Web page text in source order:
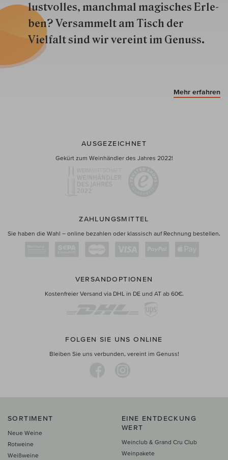
lustvolles, manchmal ma­gisch­es Er­le­
ben? Versammelt am Tisch der
Vielfalt sind wir ver­eint im Genuss.
Mehr erfahren
AUSGEZEICHNET
Gekürt zum Weinhändler des Jahres 2022!
ZAHLUNGSMITTEL
Sie haben die Wahl – online bezahlen oder klassisch auf Rechnung bestellen.
VERSANDOPTIONEN
Kostenfreier Versand via DHL in DE und AT ab 60€.
FOLGEN SIE UNS ONLINE
Bleiben Sie uns verbunden, vereint im Genuss!
SORTIMENT
Neue Weine
Rotweine
Weißweine
EINE ENTDECKUNG
WERT
Weinclub & Grand Cru Club
Weinpakete